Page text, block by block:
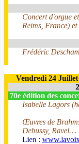
Concert d'orgue
Reims, France)
Frédéric
Vendredi 24 Juillet
70e édition des
Isabelle Lagors
Œuvres de
Debussy, Ravel…
Lien :